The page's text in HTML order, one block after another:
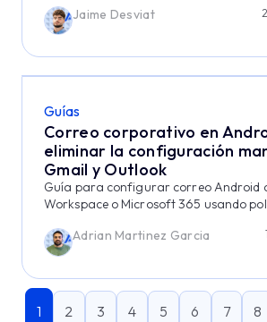
Jaime Desviat
Guías
Correo corporativo en
eliminar la configuración
Gmail y Outlook
Guía para configurar correo Android
Workspace o Microsoft 365 usando
Adrian Martinez Garcia
1 2 3 4 5 6 7 8